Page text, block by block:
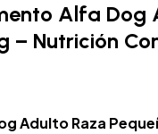
Alfa Dog
– Nutrición
Adulto Raza